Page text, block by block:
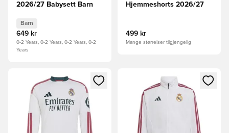
2026/27 Babysett Barn
Barn
649 kr
0-2 Years, 0-2 Years, 0-2 Years, 0-2
Years
Hjemmeshorts 2026/27
499 kr
Mange størrelser tilgjengelig
Åpner en Modal for å logge inn eller registrere deg som
Åpner en Modal for å logge